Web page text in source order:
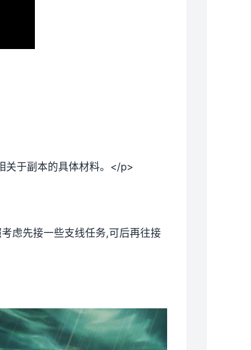
关于副本的具体材料。</p>
虑先接一些支线任务,可后再往接